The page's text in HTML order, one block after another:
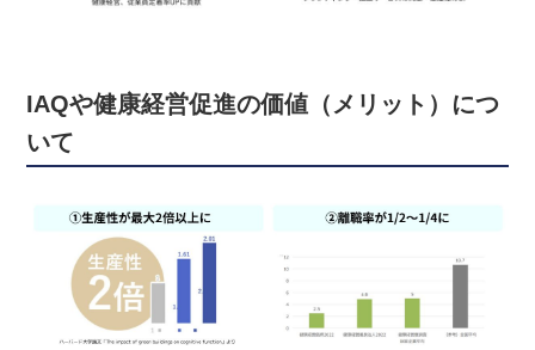
IAQや健康経営促進の価値（メリット）につ
いて